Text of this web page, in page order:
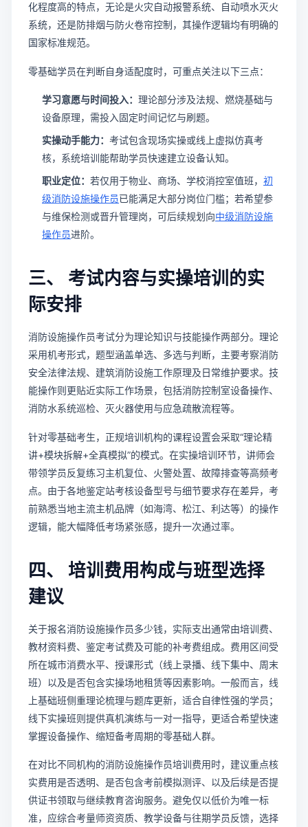
化程度高的特点，无论是火灾自动报警系统、自动喷水灭火
系统，还是防排烟与防火卷帘控制，其操作逻辑均有明确的
国家标准规范。
零基础学员在判断自身适配度时，可重点关注以下三点：
学习意愿与时间投入： 理论部分涉及法规、燃烧基础与
设备原理，需投入固定时间记忆与刷题。
实操动手能力： 考试包含现场实操或线上虚拟仿真考
核，系统培训能帮助学员快速建立设备认知。
职业定位： 若仅用于物业、商场、学校消控室值班， 初
级消防设施操作员已能满足大部分岗位门槛；若希望参
与维保检测或晋升管理岗，可后续规划向中级消防设施
操作员进阶。
三、 考试内容与实操培训的实
际安排
消防设施操作员考试分为理论知识与技能操作两部分。理论
采用机考形式，题型涵盖单选、多选与判断，主要考察消防
安全法律法规、建筑消防设施工作原理及日常维护要求。技
能操作则更贴近实际工作场景，包括消防控制室设备操作、
消防水系统巡检、灭火器使用与应急疏散流程等。
针对零基础考生，正规培训机构的课程设置会采取“理论精
讲+模块拆解+全真模拟”的模式。在实操培训环节，讲师会
带领学员反复练习主机复位、火警处置、故障排查等高频考
点。由于各地鉴定站考核设备型号与细节要求存在差异，考
前熟悉当地主流主机品牌（如海湾、松江、利达等）的操作
逻辑，能大幅降低考场紧张感，提升一次通过率。
四、 培训费用构成与班型选择
建议
关于报名消防设施操作员多少钱，实际支出通常由培训费、
教材资料费、鉴定考试费及可能的补考费组成。费用区间受
所在城市消费水平、授课形式（线上录播、线下集中、周末
班）以及是否包含实操场地租赁等因素影响。一般而言，线
上基础班侧重理论梳理与题库更新，适合自律性强的学员；
线下实操班则提供真机演练与一对一指导，更适合希望快速
掌握设备操作、缩短备考周期的零基础人群。
在对比不同机构的消防设施操作员培训费用时，建议重点核
实费用是否透明、是否包含考前模拟测评、以及后续是否提
供证书领取与继续教育咨询服务。避免仅以低价为唯一标
准，应综合考量师资资质、教学设备与往期学员反馈，选择